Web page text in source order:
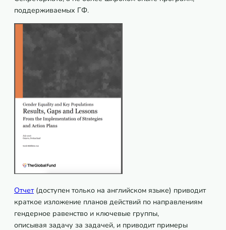
поддерживаемых ГФ.
Отчет(доступен только на английском языке) приводит
краткое изложение планов действий по направлениям
гендерное равенство и ключевые группы,
описывая задачу за задачей, и приводит примеры